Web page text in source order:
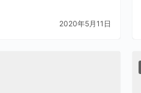
2020年5月11日